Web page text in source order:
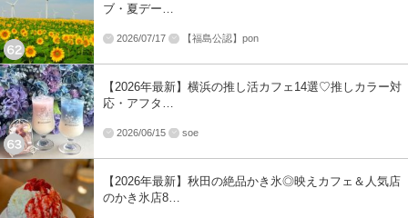
ブ・夏デー…
2026/07/17 【福島公認】pon
【2026年最新】横浜の推し活カフェ14選♡推しカラー対
応・アフタ…
2026/06/15 soe
【2026年最新】秋田の絶品かき氷◎映えカフェ＆人気店
のかき氷店8…